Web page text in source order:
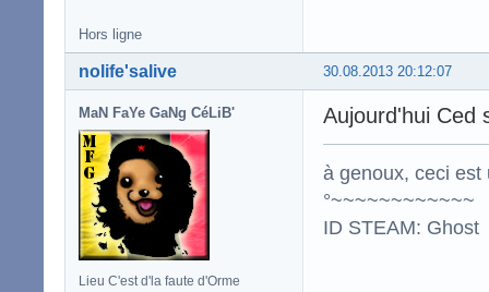
Hors ligne
30.08.2013 20:12:07
nolife'salive
MaN FaYe GaNg CéLiB'
Lieu C'est d'la faute d'Orme
Aujourd'hui Ced
à genoux, ceci est
°~~~~~~~~~~~~
ID STEAM: Ghost